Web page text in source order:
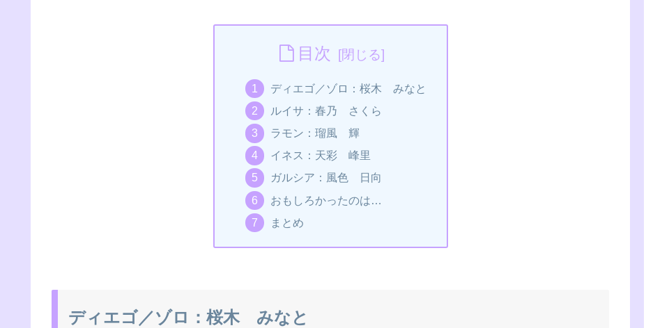
目次
ディエゴ／ゾロ：桜木 みなと
ルイサ：春乃 さくら
ラモン：瑠風 輝
イネス：天彩 峰里
ガルシア：風色 日向
おもしろかったのは…
まとめ
ディエゴ／ゾロ：桜木 みなと